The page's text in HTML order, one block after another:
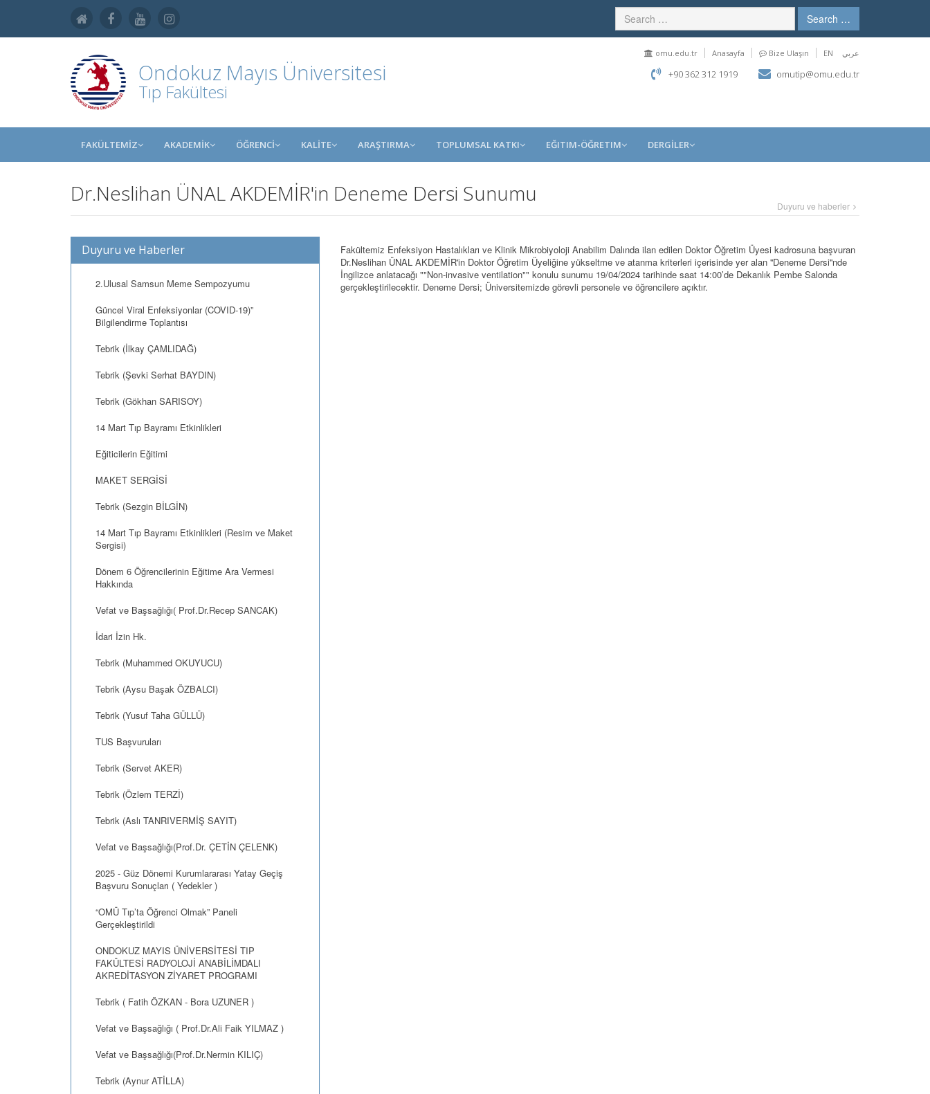
Search …
Ondokuz Mayıs Üniversitesi
Tıp Fakültesi
omu.edu.tr Anasayfa Bize Ulaşın EN عربي
+90 362 312 1919 omutip@omu.edu.tr
FAKÜLTEMİZ AKADEMİK ÖĞRENCİ KALİTE ARAŞTIRMA TOPLUMSAL KATKI EĞITIM-ÖĞRETIM DERGİLER
Dr.Neslihan ÜNAL AKDEMİR'in Deneme Dersi Sunumu Duyuru ve haberler
Duyuru ve Haberler
2.Ulusal Samsun Meme Sempozyumu
Güncel Viral Enfeksiyonlar (COVID-19)”
Bilgilendirme Toplantısı
Tebrik (İlkay ÇAMLIDAĞ)
Tebrik (Şevki Serhat BAYDIN)
Tebrik (Gökhan SARISOY)
14 Mart Tıp Bayramı Etkinlikleri
Eğiticilerin Eğitimi
MAKET SERGİSİ
Tebrik (Sezgin BİLGİN)
14 Mart Tıp Bayramı Etkinlikleri (Resim ve Maket
Sergisi)
Dönem 6 Öğrencilerinin Eğitime Ara Vermesi
Hakkında
Vefat ve Başsağlığı( Prof.Dr.Recep SANCAK)
İdari İzin Hk.
Tebrik (Muhammed OKUYUCU)
Tebrik (Aysu Başak ÖZBALCI)
Tebrik (Yusuf Taha GÜLLÜ)
TUS Başvuruları
Tebrik (Servet AKER)
Tebrik (Özlem TERZİ)
Tebrik (Aslı TANRIVERMİŞ SAYIT)
Vefat ve Başsağlığı(Prof.Dr. ÇETİN ÇELENK)
2025 - Güz Dönemi Kurumlararası Yatay Geçiş
Başvuru Sonuçları ( Yedekler )
“OMÜ Tıp’ta Öğrenci Olmak” Paneli
Gerçekleştirildi
ONDOKUZ MAYIS ÜNİVERSİTESİ TIP
FAKÜLTESİ RADYOLOJİ ANABİLİMDALI
AKREDİTASYON ZİYARET PROGRAMI
Tebrik ( Fatih ÖZKAN - Bora UZUNER )
Vefat ve Başsağlığı ( Prof.Dr.Ali Faik YILMAZ )
Vefat ve Başsağlığı(Prof.Dr.Nermin KILIÇ)
Tebrik (Aynur ATİLLA)
Fakültemiz Enfeksiyon Hastalıkları ve Klinik Mikrobiyoloji Anabilim Dalında ilan edilen Doktor Öğretim Üyesi kadrosuna başvuran
Dr.Neslihan ÜNAL AKDEMİR'in Doktor Öğretim Üyeliğine yükseltme ve atanma kriterleri içerisinde yer alan ''Deneme Dersi''nde
İngilizce anlatacağı ""Non-invasive ventilation"" konulu sunumu 19/04/2024 tarihinde saat 14:00’de Dekanlık Pembe Salonda
gerçekleştirilecektir. Deneme Dersi; Üniversitemizde görevli personele ve öğrencilere açıktır.